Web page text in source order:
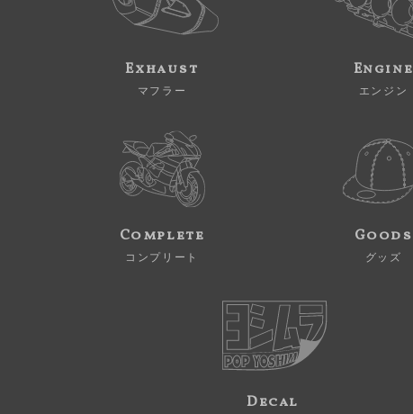
Exhaust
マフラー
Engine
エンジン
Complete
コンプリート
Goods
グッズ
Decal